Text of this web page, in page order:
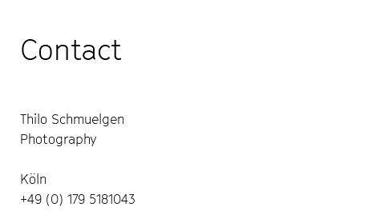
Contact
Thilo Schmuelgen
Photography
Köln
+49 (0) 179 5181043